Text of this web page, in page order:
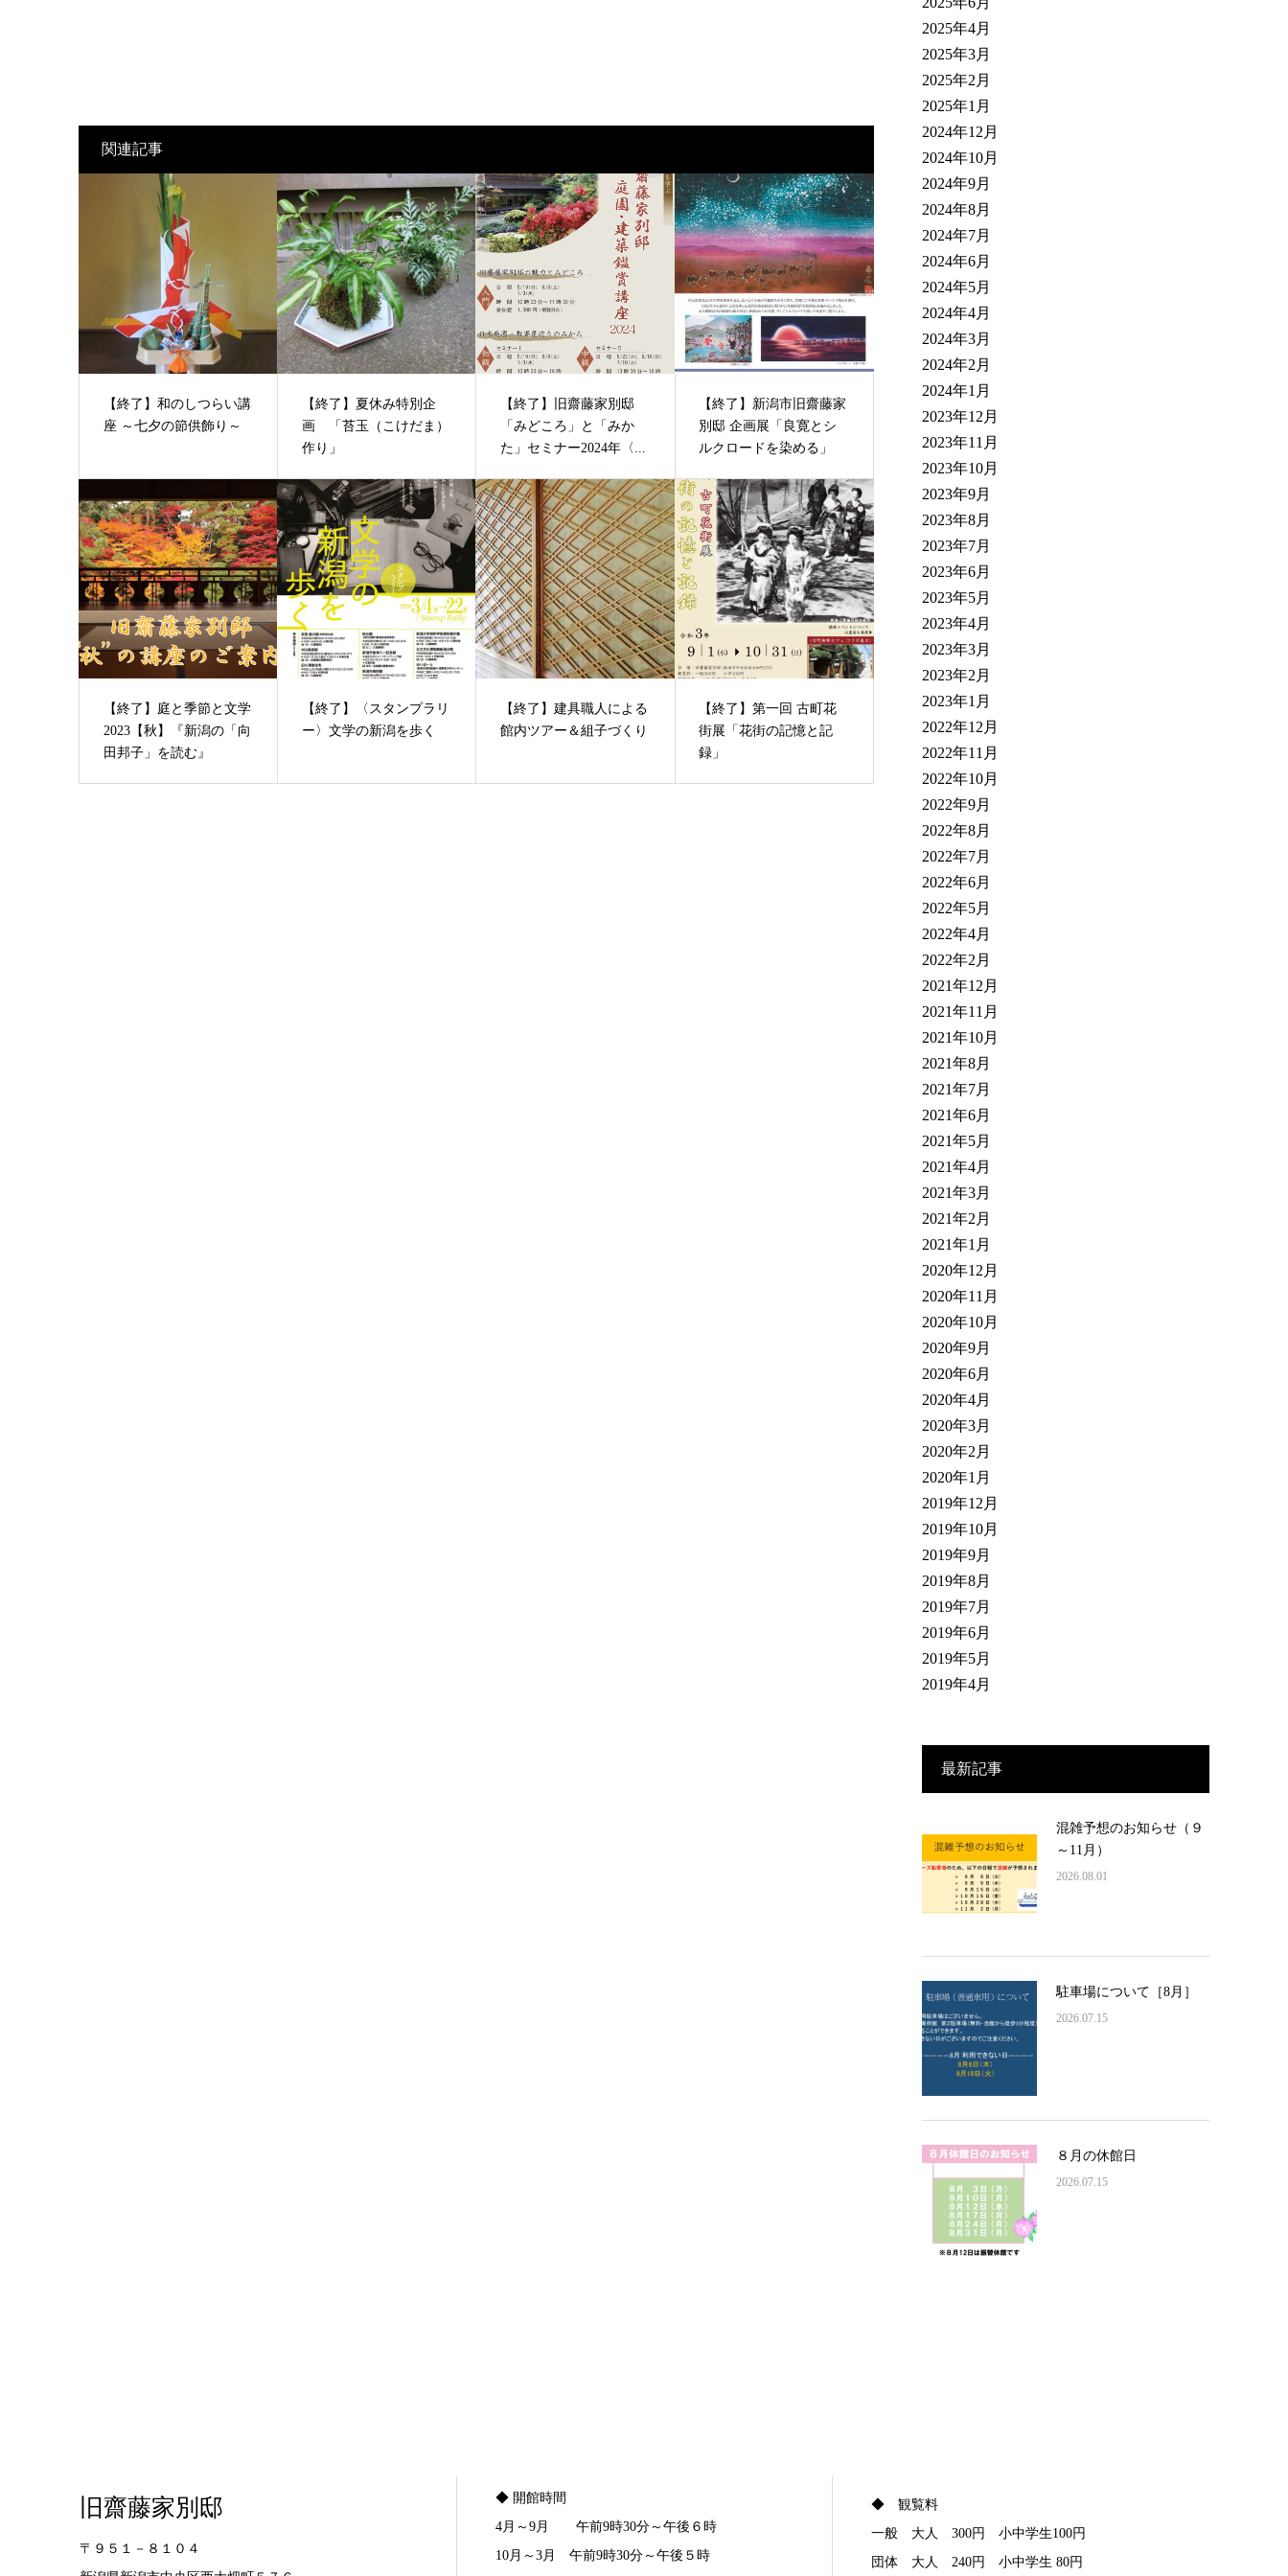
関連記事
【終了】和のしつらい講
座 ～七夕の節供飾り～
【終了】夏休み特別企
画 「苔玉（こけだま）
作り」
【終了】旧齋藤家別邸
「みどころ」と「みか
た」セミナー2024年〈...
【終了】新潟市旧齋藤家
別邸 企画展「良寛とシ
ルクロードを染める」
【終了】庭と季節と文学
2023【秋】『新潟の「向
田邦子」を読む』
【終了】〈スタンプラリ
ー〉文学の新潟を歩く
【終了】建具職人による
館内ツアー＆組子づくり
【終了】第一回 古町花
街展「花街の記憶と記
録」
2025年4月
2025年3月
2025年2月
2025年1月
2024年12月
2024年10月
2024年9月
2024年8月
2024年7月
2024年6月
2024年5月
2024年4月
2024年3月
2024年2月
2024年1月
2023年12月
2023年11月
2023年10月
2023年9月
2023年8月
2023年7月
2023年6月
2023年5月
2023年4月
2023年3月
2023年2月
2023年1月
2022年12月
2022年11月
2022年10月
2022年9月
2022年8月
2022年7月
2022年6月
2022年5月
2022年4月
2022年2月
2021年12月
2021年11月
2021年10月
2021年8月
2021年7月
2021年6月
2021年5月
2021年4月
2021年3月
2021年2月
2021年1月
2020年12月
2020年11月
2020年10月
2020年9月
2020年6月
2020年4月
2020年3月
2020年2月
2020年1月
2019年12月
2019年10月
2019年9月
2019年8月
2019年7月
2019年6月
2019年5月
2019年4月
最新記事
混雑予想のお知らせ（９
～11月）
2026.08.01
駐車場について［8月］
2026.07.15
８月の休館日
2026.07.15
旧齋藤家別邸
〒９５１－８１０４
◆ 開館時間
4月～9月 午前9時30分～午後６時
10月～3月 午前9時30分～午後５時
◆ 観覧料
一般 大人 300円 小中学生100円
団体 大人 240円 小中学生 80円